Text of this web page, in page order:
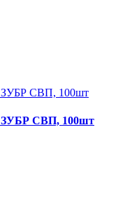
ЗУБР СВП, 100шт